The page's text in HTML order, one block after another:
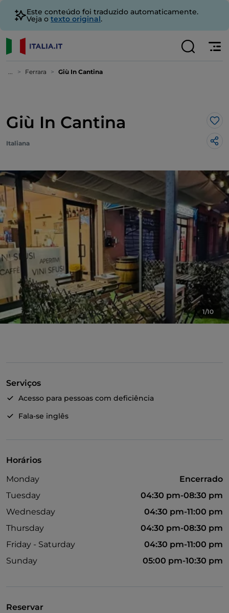
Este conteúdo foi traduzido automaticamente.
Veja o texto original.
... Ferrara Giù In Cantina
Giù In Cantina
Italiana
1/10
Serviços
Acesso para pessoas com deficiência
Fala-se inglês
Horários
Monday
Encerrado
Tuesday
04:30 pm-08:30 pm
Wednesday
04:30 pm-11:00 pm
Thursday
04:30 pm-08:30 pm
Friday - Saturday
04:30 pm-11:00 pm
Sunday
05:00 pm-10:30 pm
Reservar